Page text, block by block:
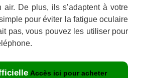
air. De plus, ils s’adaptent à votre
pour éviter la fatigue oculaire
pas, vous pouvez les utiliser pour
Accès ici pour acheter